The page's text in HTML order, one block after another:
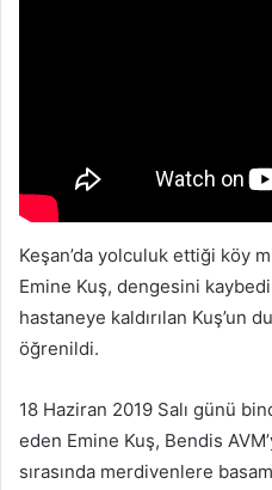
Keşan’da yolculuk ettiği köy
Emine Kuş, dengesini
hastaneye kaldırılan Kuş’un
öğrenildi.
18 Haziran 2019 Salı günü
eden Emine Kuş, Bendis
sırasında merdivenlere